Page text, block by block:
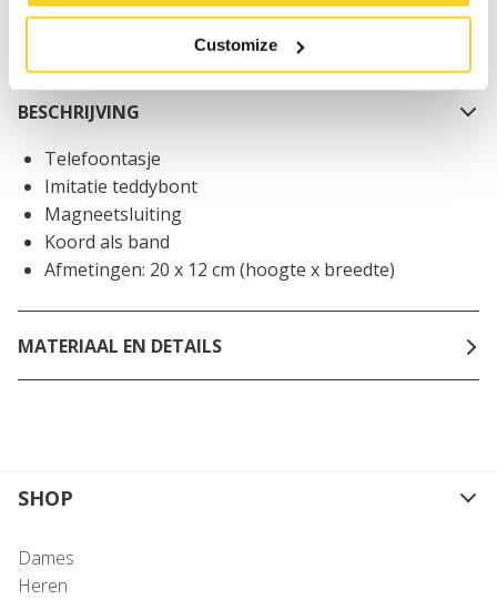
Customize
Binnen 30 dagen retourneren
BESCHRIJVING
Telefoontasje
Imitatie teddybont
Magneetsluiting
Koord als band
Afmetingen: 20 x 12 cm (hoogte x breedte)
MATERIAAL EN DETAILS
SHOP
Dames
Heren